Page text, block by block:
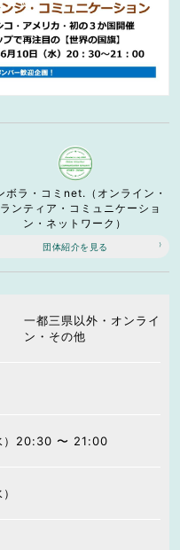
ボラ・コミnet.（オンライン・
ンティア・コミュニケーショ
ン・ネットワーク）
団体紹介を見る
一都三県以外・オンライ
ン・その他
）20:30 〜 21:00